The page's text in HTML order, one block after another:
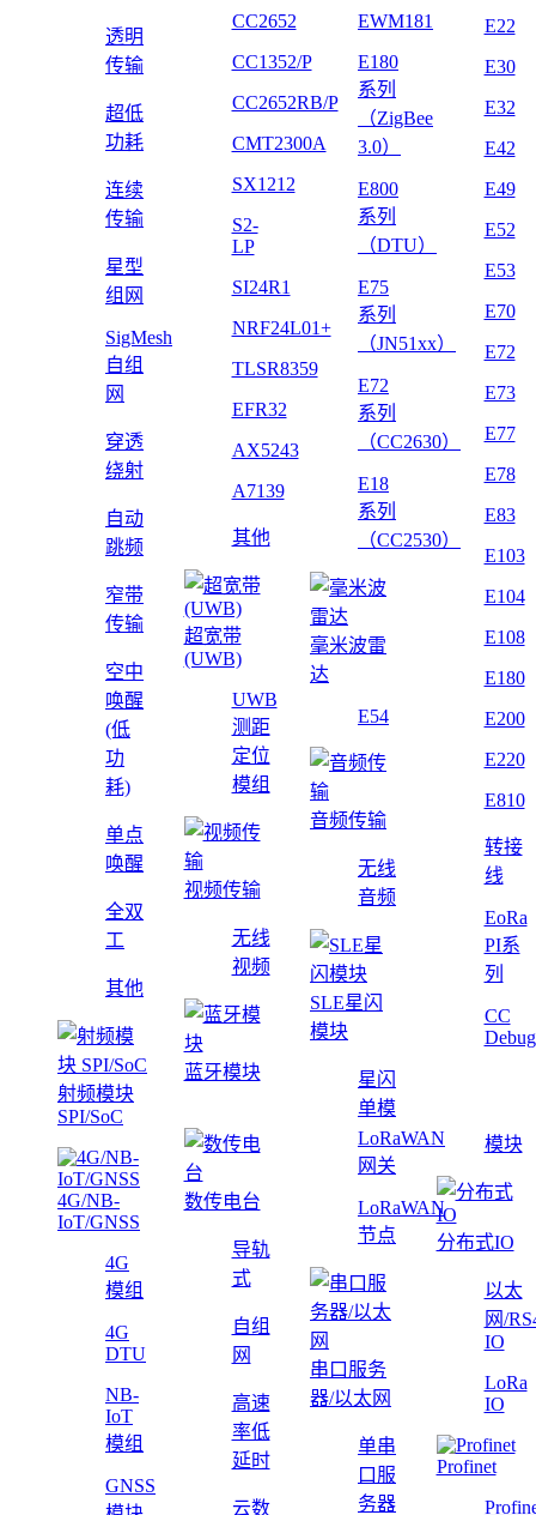
透明
传输
超低
功耗
连续
传输
星型
组网
SigMesh
自组
网
穿透
绕射
自动
跳频
窄带
传输
空中
唤醒
(低
功
耗)
单点
唤醒
全双
工
其他
射频模块
SPI/SoC
CC2652
CC1352/P
CC2652RB/P
CMT2300A
SX1212
S2-
LP
SI24R1
NRF24L01+
TLSR8359
EFR32
AX5243
A7139
其他
超宽带
(UWB)
UWB
测距
定位
模组
视频传输
无线
视频
蓝牙模块
EWM181
E180
系列
（ZigBee
3.0）
E800
系列
（DTU）
E75
系列
（JN51xx）
E72
系列
（CC2630）
E18
系列
（CC2530）
毫米波雷
达
E54
音频传输
无线
音频
SLE星闪
模块
星闪
单模
E22
E30
E32
E42
E49
E52
E53
E70
E72
E73
E77
E78
E83
E103
E104
E108
E180
E200
E220
E810
转接
线
EoRa
PI系
列
CC
4G/NB-
IoT/GNSS
4G
模组
4G
DTU
NB-
IoT
模组
GNSS
数传电台
导轨
式
自组
网
高速
率低
延时
云数
LoRaWAN
网关
LoRaWAN
节点
串口服务
器/以太网
单串
口服
务器
模块
分布式IO
以太
网/
IO
LoRa
IO
Profinet